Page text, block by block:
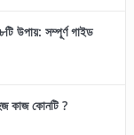
উপায়: সম্পূর্ণ গাইড
কাজ কোনটি ?